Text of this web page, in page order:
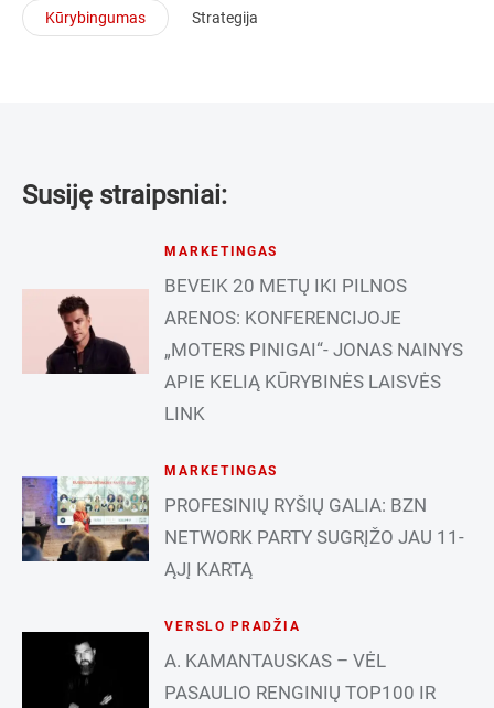
Kūrybingumas Strategija
Susiję straipsniai:
MARKETINGAS
BEVEIK 20 METŲ IKI PILNOS
ARENOS: KONFERENCIJOJE
„MOTERS PINIGAI“- JONAS NAINYS
APIE KELIĄ KŪRYBINĖS LAISVĖS
LINK
MARKETINGAS
PROFESINIŲ RYŠIŲ GALIA: BZN
NETWORK PARTY SUGRĮŽO JAU 11-
ĄJĮ KARTĄ
VERSLO PRADŽIA
A. KAMANTAUSKAS – VĖL
PASAULIO RENGINIŲ TOP100 IR